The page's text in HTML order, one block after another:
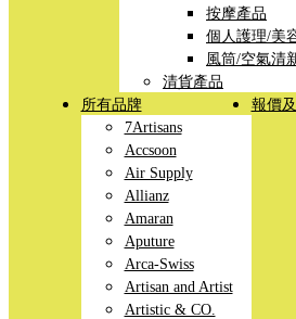
按摩產品
個人護理/美
風筒/空氣清
清貨產品
所有品牌
7Artisans
Accsoon
Air Supply
Allianz
Amaran
Aputure
Arca-Swiss
Artisan and Artist
Artistic & CO.
報價